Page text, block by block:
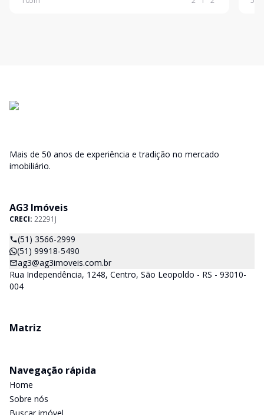
imóvel encantador, pronto para morar! Agende sua vi
de
Mais de 50 anos de experiência e tradição no mercado
imobiliário.
AG3 Imóveis
CRECI: 22291J
(51) 3566-2999
(51) 99918-5490
ag3@ag3imoveis.com.br
Rua Independência, 1248, Centro, São Leopoldo - RS - 93010-
004
Matriz
Navegação rápida
Home
Sobre nós